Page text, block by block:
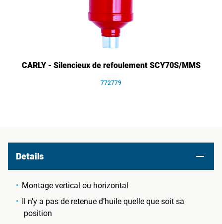
CARLY - Silencieux de refoulement SCY70S/MMS
772779
Details
Montage vertical ou horizontal
Il n’y a pas de retenue d’huile quelle que soit sa
position